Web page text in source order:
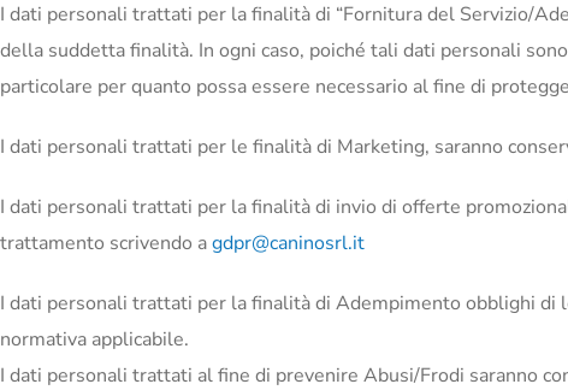
I dati personali trattati per la finalità di “Fornitura del Servizio/
della suddetta finalità. In ogni caso, poiché tali dati personali
particolare per quanto possa essere necessario al fine di
I dati personali trattati per le finalità di Marketing, saranno
I dati personali trattati per la finalità di invio di offerte
trattamento scrivendo agdpr@caninosrl.it
I dati personali trattati per la finalità di Adempimento obblighi di
normativa applicabile.
I dati personali trattati al fine di prevenire Abusi/Frodi saranno